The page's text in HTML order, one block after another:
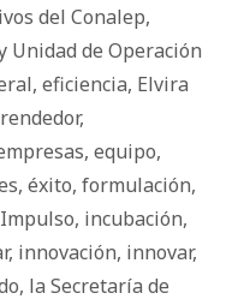
del Conalep,
Unidad de Operación
, eficiencia, Elvira
,
, equipo,
, éxito, formulación,
Impulso, incubación,
, innovación, innovar,
, la Secretaría de